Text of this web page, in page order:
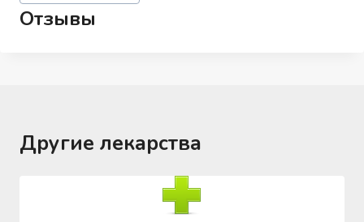
Отзывы
Другие лекарства